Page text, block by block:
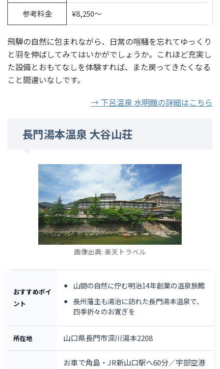
参考料金 ¥8,250〜
飛騨の自然に包まれながら、日常の喧騒を忘れてゆっくり
と羽を伸ばしてみてはいかがでしょうか。これほど充実し
た設備とおもてなしを体験すれば、また戻ってきたくなる
こと間違いなしです。
→ 下呂温泉 水明館の詳細はこちら
長門湯本温泉 大谷山荘
画像出典: 楽天トラベル
おすすめポイ
ント
山間の自然に佇む明治14年創業の温泉旅館
長州藩主も湯治に訪れた長門湯本温泉で、
四季折々のお寛ぎを
所在地 山口県長門市深川湯本2208
お車で角島・JR新山口駅へ60分／宇部空港